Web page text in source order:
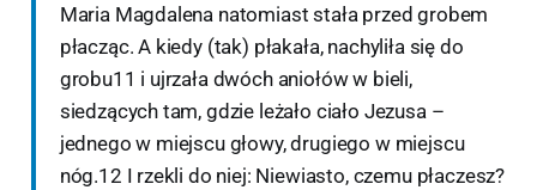
Maria Magdalena natomiast stała przed grobem
płacząc. A kiedy (tak) płakała, nachyliła się do
grobu11 i ujrzała dwóch aniołów w bieli,
siedzących tam, gdzie leżało ciało Jezusa –
jednego w miejscu głowy, drugiego w miejscu
nóg.12 I rzekli do niej: Niewiasto, czemu płaczesz?